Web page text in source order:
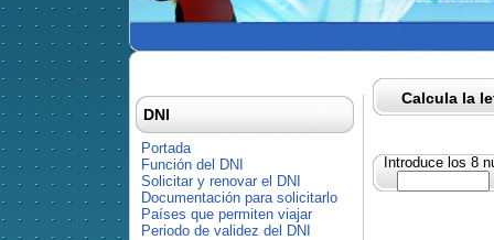
Calcula la
Introduce los 8
DNI
Portada
Función del DNI
Solicitar y renovar el DNI
Documentación para solicitarlo
Países que permiten viajar
Periodo de validez del DNI